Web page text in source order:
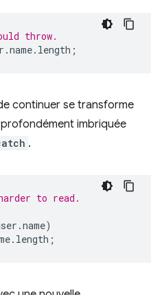
throw.
.name. length ;
continuer se transforme
profondément imbriquée
.
to read.
.name)
. length ;